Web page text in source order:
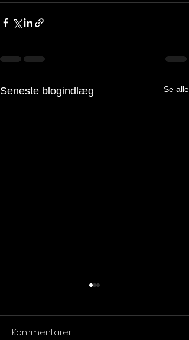
Seneste blogindlæg Se alle
Kommentarer